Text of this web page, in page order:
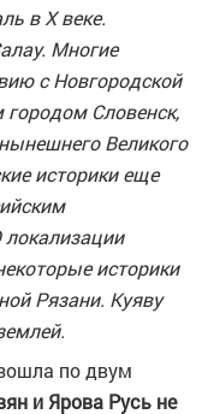
в X веке.
Многие
с Новгородской
Словенск,
Великого
историки еще
историки
Рязани. Куяву
по двум
и Ярова Русь не